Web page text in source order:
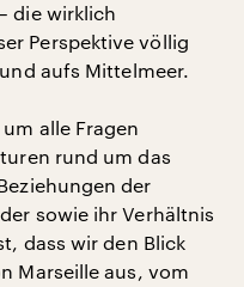
die wirklich
Perspektive völlig
aufs Mittelmeer.
alle Fragen
rund um das
der
sowie ihr Verhältnis
dass wir den Blick
Marseille aus, vom